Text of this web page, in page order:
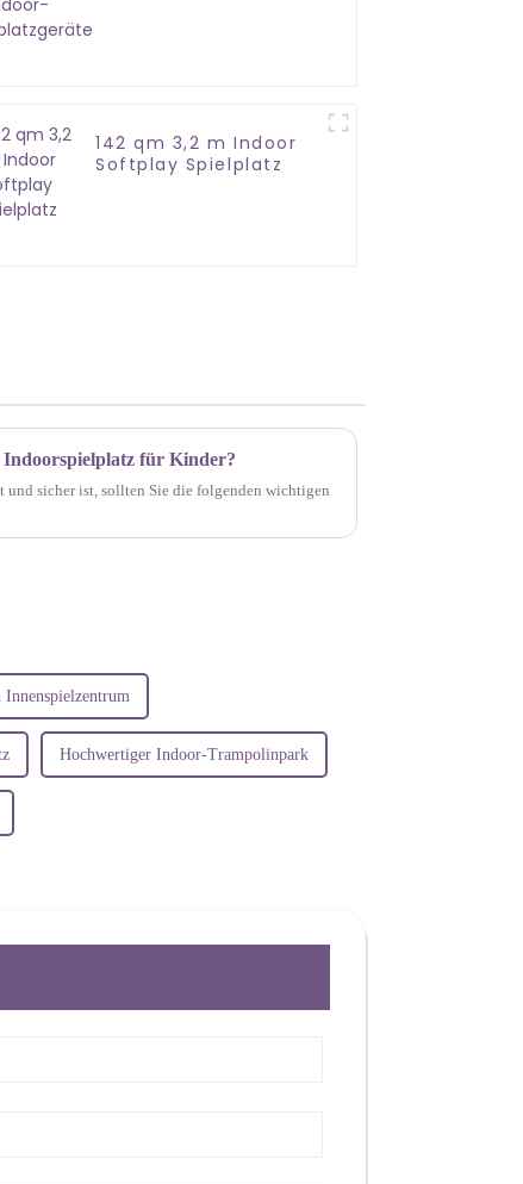
142 qm 3,2 m Indoor
Softplay Spielplatz
Indoorspielplatz für Kinder?
und sicher ist, sollten Sie die folgenden wichtigen
Hochwertiger Indoor-Trampolinpark